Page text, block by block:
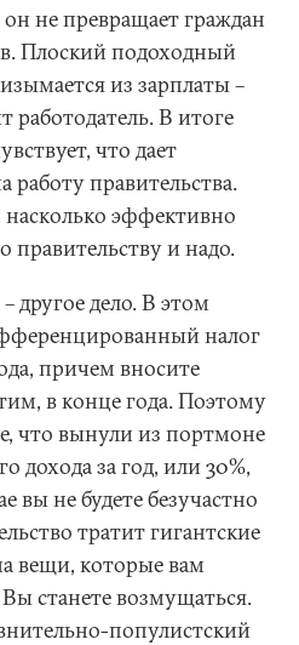
не превращает граждан
Плоский подоходный
из зарплаты –
работодатель. В итоге
что дает
работу правительства.
насколько эффективно
правительству и надо.
другое дело. В этом
налог
причем вносите
в конце года. Поэтому
что вынули из портмоне
дохода за год, или 30%,
вы не будете безучастно
тратит гигантские
вещи, которые вам
станете возмущаться.
популистский